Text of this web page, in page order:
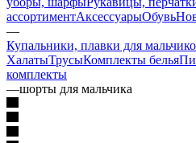
ассортиментАксессуарыОбувь
—
Купальники, плавки для
ХалатыТрусыКомплекты белья
комплекты
—шорты для мальчика